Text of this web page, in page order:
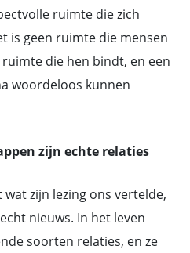
ruimte die zich
is geen ruimte die mensen
die hen bindt, en een
woordeloos kunnen
zijn echte relaties
zijn lezing ons vertelde,
nieuws. In het leven
soorten relaties, en ze